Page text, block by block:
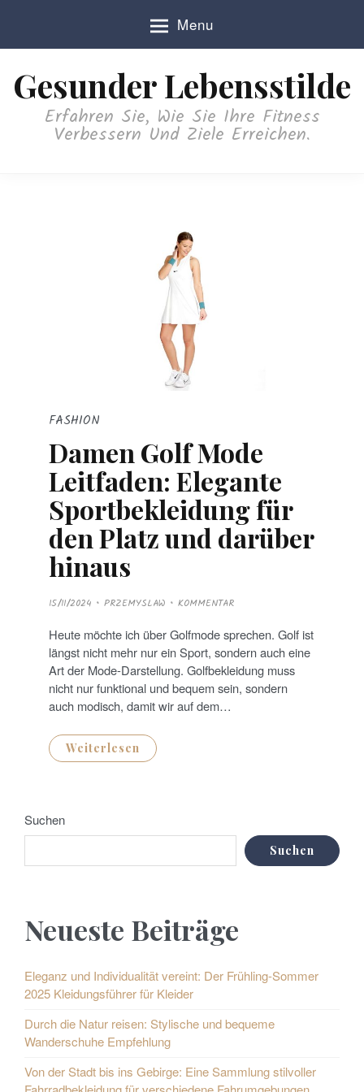
Menu
Gesunder Lebensstilde
Erfahren Sie, Wie Sie Ihre Fitness
Verbessern Und Ziele Erreichen.
FASHION
Damen Golf Mode
Leitfaden: Elegante
Sportbekleidung für
den Platz und darüber
hinaus
P
O
T
E
D
O
N
15/11/2024 PRZEMYSLAW KOMMENTAR
Heute möchte ich über Golfmode sprechen. Golf ist
längst nicht mehr nur ein Sport, sondern auch eine
Art der Mode-Darstellung. Golfbekleidung muss
nicht nur funktional und bequem sein, sondern
auch modisch, damit wir auf dem…
Weiterlesen
Suchen
Suchen
Neueste Beiträge
Eleganz und Individualität vereint: Der Frühling-Sommer
2025 Kleidungsführer für Kleider
Durch die Natur reisen: Stylische und bequeme
Wanderschuhe Empfehlung
Von der Stadt bis ins Gebirge: Eine Sammlung stilvoller